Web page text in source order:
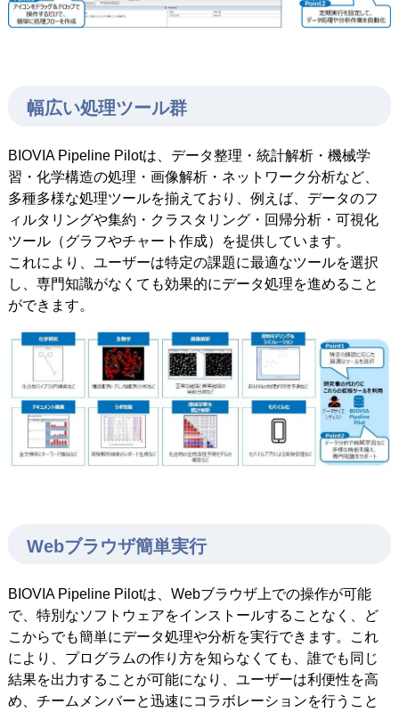
幅広い処理ツール群
BIOVIA Pipeline Pilotは、データ整理・統計解析・機械学
習・化学構造の処理・画像解析・ネットワーク分析など、
多種多様な処理ツールを揃えており、例えば、データのフ
ィルタリングや集約・クラスタリング・回帰分析・可視化
ツール（グラフやチャート作成）を提供しています。
これにより、ユーザーは特定の課題に最適なツールを選択
し、専門知識がなくても効果的にデータ処理を進めること
ができます。
Webブラウザ簡単実行
BIOVIA Pipeline Pilotは、Webブラウザ上での操作が可能
で、特別なソフトウェアをインストールすることなく、ど
こからでも簡単にデータ処理や分析を実行できます。これ
により、プログラムの作り方を知らなくても、誰でも同じ
結果を出力することが可能になり、ユーザーは利便性を高
め、チームメンバーと迅速にコラボレーションを行うこと